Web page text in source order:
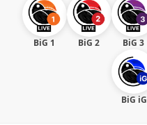
BiG 1 BiG 2 BiG 3
BiG iG